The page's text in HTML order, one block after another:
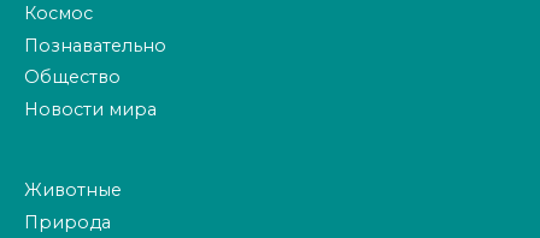
Космос
Познавательно
Общество
Новости мира
Животные
Природа